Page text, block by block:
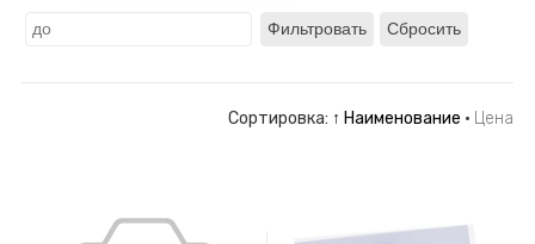
Фильтровать Сбросить
Сортировка: ↑ Наименование · Цена